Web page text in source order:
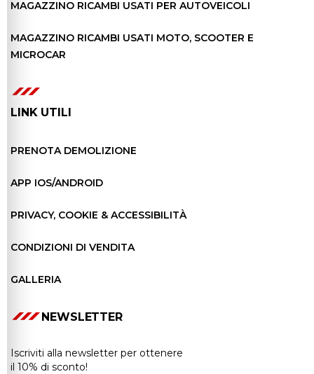
MAGAZZINO RICAMBI USATI PER AUTOVEICOLI
MAGAZZINO RICAMBI USATI MOTO, SCOOTER E
MICROCAR
LINK UTILI
PRENOTA DEMOLIZIONE
APP IOS/ANDROID
PRIVACY, COOKIE & ACCESSIBILITÀ
CONDIZIONI DI VENDITA
GALLERIA
NEWSLETTER
Iscriviti alla newsletter per ottenere
il 10% di sconto!